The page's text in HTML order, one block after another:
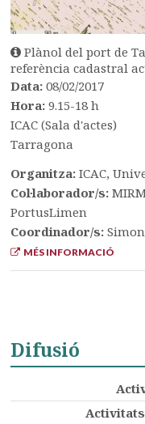
Plànol del port de
referència cadastral
Data:08/02/2017
Hora:9.15-18 h
ICAC (Sala d'actes)
Tarragona
Organitza:ICAC,
Col·laborador/s:
PortusLimen
Coordinador/s:
MÉS INFORMACIÓ
Difusió